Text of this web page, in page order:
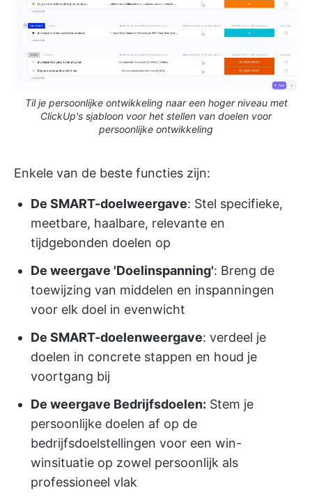
Til je persoonlijke ontwikkeling naar een hoger niveau met
ClickUp's sjabloon voor het stellen van doelen voor
persoonlijke ontwikkeling
Enkele van de beste functies zijn:
De SMART-doelweergave: Stel specifieke,
meetbare, haalbare, relevante en
tijdgebonden doelen op
De weergave 'Doelinspanning': Breng de
toewijzing van middelen en inspanningen
voor elk doel in evenwicht
De SMART-doelenweergave: verdeel je
doelen in concrete stappen en houd je
voortgang bij
De weergave Bedrijfsdoelen: Stem je
persoonlijke doelen af op de
bedrijfsdoelstellingen voor een win-
winsituatie op zowel persoonlijk als
professioneel vlak